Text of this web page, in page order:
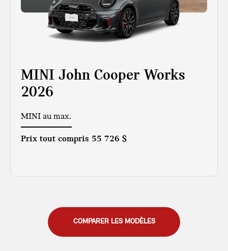
MINI John Cooper Works
2026
MINI au max.
Prix tout compris 55 726 $
COMPARER LES MODÈLES